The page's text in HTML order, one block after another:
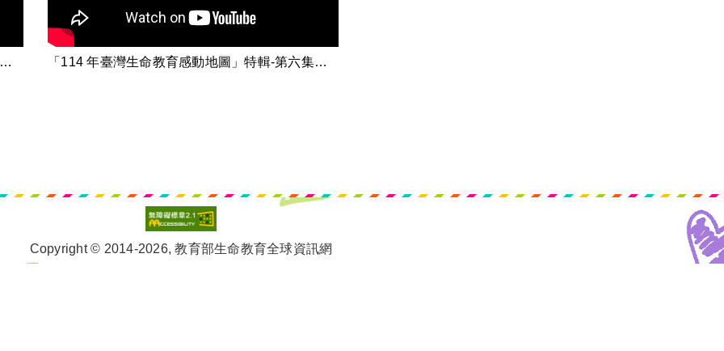
感動地圖」特輯-第四集【特色學校 形塑生命素養在日常】之一 「114 年臺灣生命教育感動地圖」特輯-第六集【幸福老化】
Copyright © 2014-2026, 教育部生命教育全球資訊網